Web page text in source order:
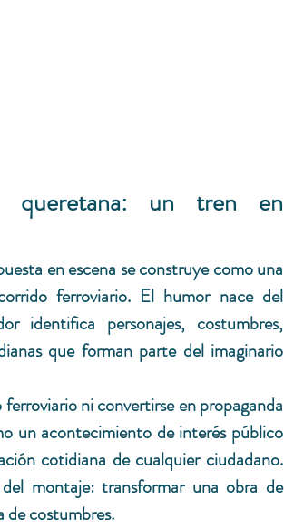
queretana: un tren en
en escena se construye como una
ferroviario. El humor nace del
identifica personajes, costumbres,
que forman parte del imaginario
ni convertirse en propaganda
un acontecimiento de interés público
cotidiana de cualquier ciudadano.
montaje: transformar una obra de
costumbres.